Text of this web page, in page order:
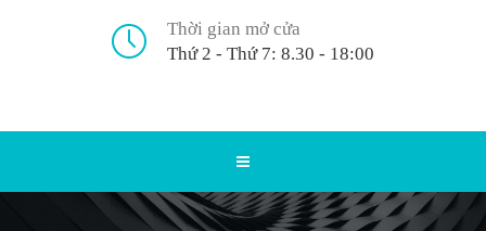
Thời gian mở cửa
Thứ 2 - Thứ 7: 8.30 - 18:00